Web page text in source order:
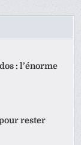
: l’énorme
rester